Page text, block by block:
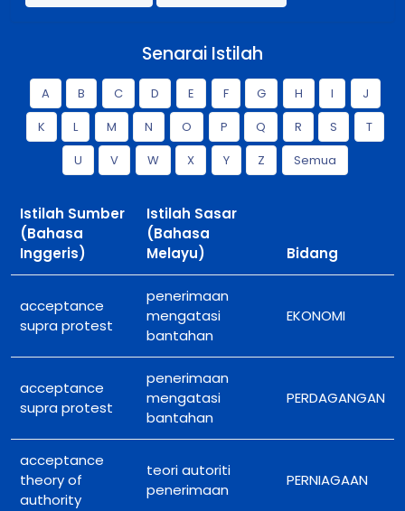
Senarai Istilah
A B C D E F G H I
J
K
L M N O P Q R S
T
U
V W X Y Z Semua
Istilah Sumber
(Bahasa
Inggeris)
Istilah Sasar
(Bahasa
Melayu)
Bidang
acceptance
supra protest
penerimaan
mengatasi
bantahan
EKONOMI
acceptance
supra protest
penerimaan
mengatasi
bantahan
PERDAGANGAN
acceptance
theory of
authority
teori autoriti
penerimaan
PERNIAGAAN